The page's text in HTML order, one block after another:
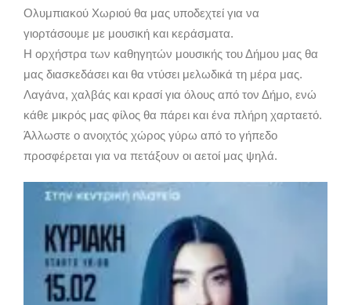
Ολυμπιακού Χωριού θα μας υποδεχτεί για να
γιορτάσουμε με μουσική και κεράσματα.
Η ορχήστρα των καθηγητών μουσικής του Δήμου μας θα
μας διασκεδάσει και θα ντύσει μελωδικά τη μέρα μας.
Λαγάνα, χαλβάς και κρασί για όλους από τον Δήμο, ενώ
κάθε μικρός μας φίλος θα πάρει και ένα πλήρη χαρταετό.
Άλλωστε ο ανοιχτός χώρος γύρω από το γήπεδο
προσφέρεται για να πετάξουν οι αετοί μας ψηλά.